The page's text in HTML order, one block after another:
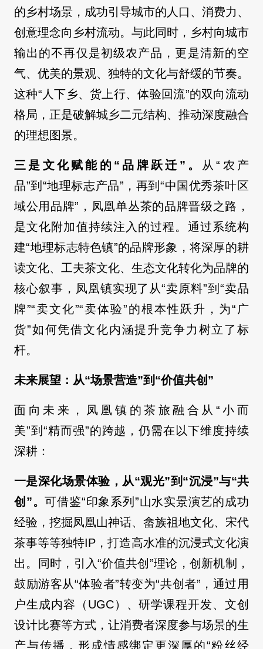
的乡村场景，成功引导城市的人口、消费力、
创意理念向乡村流动。与此同时，乡村向城市
输出的不再仅是初级农产品，更是清新的空
气、优美的景观、独特的文化与舒缓的节奏。
这种“人下乡、货上行、体验回流”的双向流动
格局，正是破解城乡二元结构、推动深度融合
的理想图景。
三是文化赋能的“品牌跃迁”。 从“农产
品”到“地理标志产品”，再到“中国优秀茶叶区
域公用品牌”，凤凰单丛茶的品牌晋级之路，
是文化附加值持续注入的过程。通过系统构
建“地理标志特色镇”的品牌形象，将深厚的耕
读文化、工夫茶文化、生态文化转化为品牌的
核心叙事，凤凰镇实现了从“卖原料”到“卖品
牌”“卖文化”“卖体验”的根本性跃升，为“广
货”如何凭借文化内涵提升竞争力树立了标
杆。
未来展望：从“场景营造”到“价值共创”
面向未来，凤凰镇的茶旅融合从“小而
美”到“精而强”的跨越，仍需在以下维度持续
深耕：
一是深化场景体验，从“观光”到“沉浸”与“共
创”。可借鉴“印象系列”山水实景演艺的成功
经验，挖掘凤凰山神话、畲族祖地文化、宋代
茶事等等独特IP，打造高水准的沉浸式文化演
出。同时，引入“价值共创”理论，创新机制，
鼓励游客从“体验者”转变为“共创者”，通过用
户生成内容（UGC）、研学课程开发、文创
设计比赛等方式，让消费者深度参与场景的生
产与传播，形成情感绑定更深厚的“粉丝经